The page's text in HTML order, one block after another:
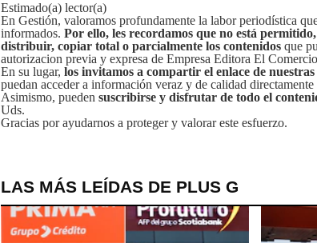
Estimado(a) lector(a)
En Gestión, valoramos profundamente la labor periodística
informados. Por ello, les recordamos que no está
distribuir, copiar total o parcialmente los contenidos que
autorizacion previa y expresa de Empresa Editora El
En su lugar, los invitamos a compartir el enlace de
puedan acceder a información veraz y de calidad
Asimismo, pueden suscribirse y disfrutar de todo el
Uds.
Gracias por ayudarnos a proteger y valorar este esfuerzo.
LAS MÁS LEÍDAS DE PLUS G